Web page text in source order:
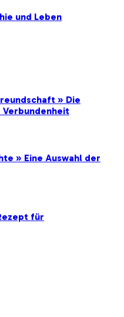
und Leben
» Die
» Eine Auswahl der
für